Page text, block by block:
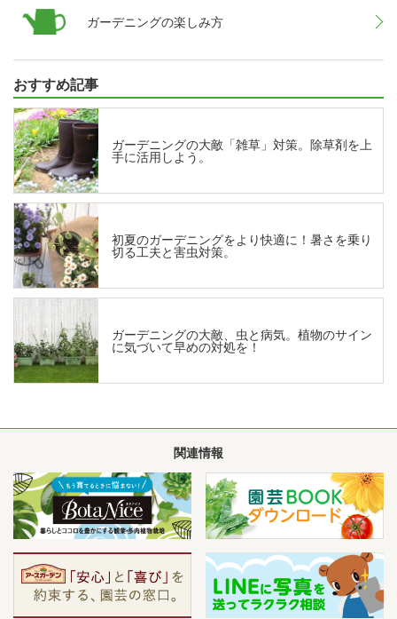
ガーデニングの楽しみ方
おすすめ記事
ガーデニングの大敵「雑草」対策。除草剤を上
手に活用しよう。
初夏のガーデニングをより快適に！暑さを乗り
切る工夫と害虫対策。
ガーデニングの大敵、虫と病気。植物のサイン
に気づいて早めの対処を！
関連情報